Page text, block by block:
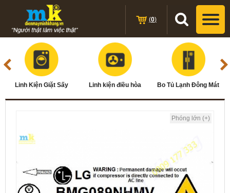
(0)
Linh Kiện Giặt Sấy Linh kiện điều hòa Bo Tủ Lạnh Đông Mát
Phóng lớn (+)